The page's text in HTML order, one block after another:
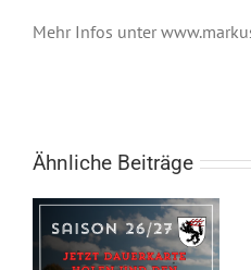
Mehr Infos unter
Ähnliche Beiträge
Neuer Vorstand
der